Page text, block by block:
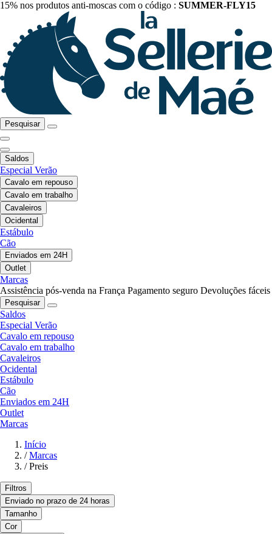
15% nos produtos anti-moscas com o código : SUMMER-FLY15
Pesquisar
Saldos
Especial Verão
Cavalo em repouso
Cavalo em trabalho
Cavaleiros
Ocidental
Estábulo
Cão
Enviados em 24H
Outlet
Marcas
Assistência pós-venda na França Pagamento seguro Devoluções fáceis
Pesquisar
Saldos
Especial Verão
Cavalo em repouso
Cavalo em trabalho
Cavaleiros
Ocidental
Estábulo
Cão
Enviados em 24H
Outlet
Marcas
Início
/ Marcas
/ Preis
Filtros
Enviado no prazo de 24 horas
Tamanho
Cor